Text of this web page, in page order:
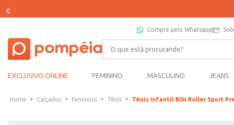
Compre pelo Whatsapp
O que está procurando?
EXCLUSIVO ONLINE FEMININO MASCULINO JEANS
Calçados Feminino Tênis Tênis Infantil Bibi Roller Sport